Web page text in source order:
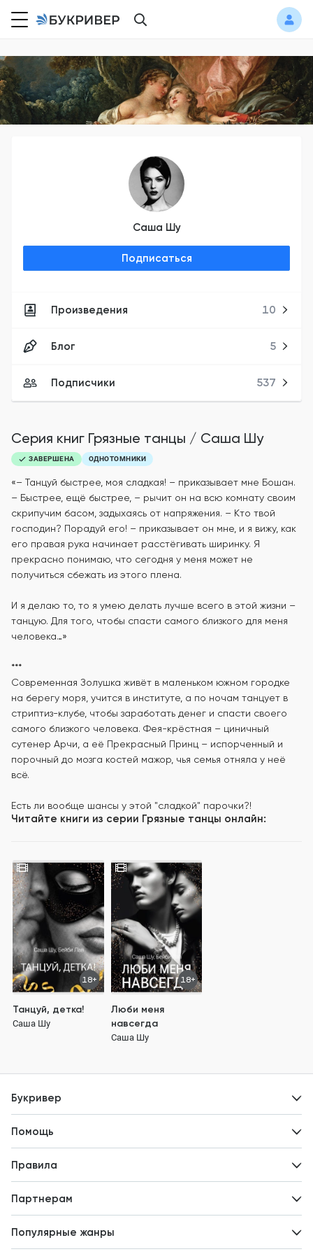
Саша Шу
Подписаться
Произведения 10
Блог 5
Подписчики 537
Серия книг Грязные танцы / Саша Шу
ЗАВЕРШЕНА ОДНОТОМНИКИ
«– Танцуй быстрее, моя сладкая! – приказывает мне Бошан.
– Быстрее, ещё быстрее, – рычит он на всю комнату своим
скрипучим басом, задыхаясь от напряжения. – Кто твой
господин? Порадуй его! – приказывает он мне, и я вижу, как
его правая рука начинает расстёгивать ширинку. Я
прекрасно понимаю, что сегодня у меня может не
получиться сбежать из этого плена.
И я делаю то, то я умею делать лучше всего в этой жизни –
танцую. Для того, чтобы спасти самого близкого для меня
человека…»
***
Современная Золушка живёт в маленьком южном городке
на берегу моря, учится в институте, а по ночам танцует в
стриптиз-клубе, чтобы заработать денег и спасти своего
самого близкого человека. Фея-крёстная – циничный
сутенер Арчи, а её Прекрасный Принц – испорченный и
порочный до мозга костей мажор, чья семья отняла у неё
всё.
Есть ли вообще шансы у этой "сладкой" парочки?!
Читайте книги из серии Грязные танцы онлайн:
18+
Танцуй, детка!
Саша Шу
18+
Люби меня
навсегда
Саша Шу
Букривер
Новости
Помощь
Правила
Партнерам
Популярные жанры